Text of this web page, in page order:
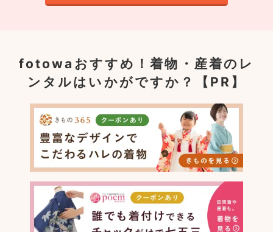
fotowaおすすめ！着物・産着のレ
ンタルはいかがですか？【PR】